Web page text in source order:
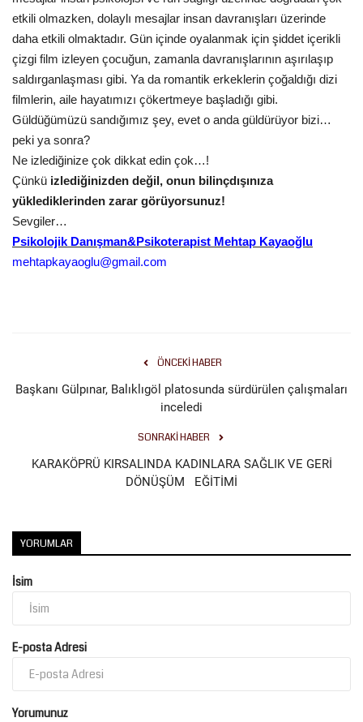
etkili olmazken, dolaylı mesajlar insan davranışları üzerinde
daha etkili olmaktadır. Gün içinde oyalanmak için şiddet içerikli
çizgi film izleyen çocuğun, zamanla davranışlarının aşırılaşıp
saldırganlaşması gibi. Ya da romantik erkeklerin çoğaldığı dizi
filmlerin, aile hayatımızı çökertmeye başladığı gibi.
Güldüğümüzü sandığımız şey, evet o anda güldürüyor bizi…
peki ya sonra?
Ne izlediğinize çok dikkat edin çok…!
Çünkü izlediğinizden değil, onun bilinçdışınıza
yüklediklerinden zarar görüyorsunuz!
Sevgiler…
Psikolojik Danışman&Psikoterapist Mehtap Kayaoğlu
mehtapkayaoglu@gmail.com
ÖNCEKI HABER
Başkanı Gülpınar, Balıklıgöl platosunda sürdürülen çalışmaları
inceledi
SONRAKI HABER
KARAKÖPRÜ KIRSALINDA KADINLARA SAĞLIK VE GERİ
DÖNÜŞÜM EĞİTİMİ
YORUMLAR
İsim
E-posta Adresi
Yorumunuz